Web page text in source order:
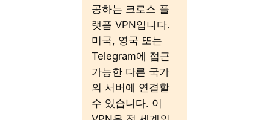
공하는 크로스 플
랫폼 VPN입니다.
미국, 영국 또는
Telegram에 접근
가능한 다른 국가
의 서버에 연결할
수 있습니다. 이